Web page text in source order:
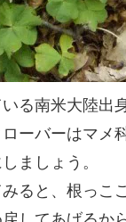
いる南米大陸
ーバーはマメ
ましょう。
ると、根っこ